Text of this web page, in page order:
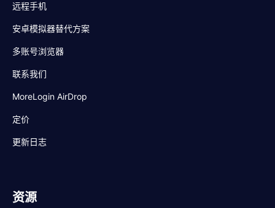
远程手机
安卓模拟器替代方案
多账号浏览器
联系我们
MoreLogin AirDrop
定价
更新日志
资源